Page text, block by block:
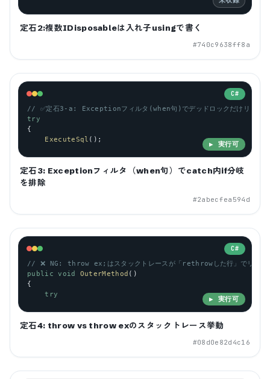
定石2:複数IDisposableは入れ子usingで書く
#740c9638ff8a
C#
// ✅定石3-a: Exceptionフィルタ(when句)でデッドロックだけリトラ
try
{
ExecuteSql ();
▶ 実行可
定石3: Exceptionフィルタ（when句）でcatch内if分岐
を排除
#2abecfea594d
C#
// ❌ NG: throw ex;はスタックトレースが「rethrowした行」でリセッ
public
void OuterMethod ()
{
try
▶ 実行可
定石4: throw vs throw exのスタックトレース挙動
#08d0e82d4c16